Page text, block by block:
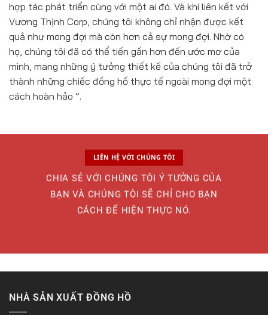
hợp tác phát triển cùng với một ai đó. Và khi liên kết với
Vương Thịnh Corp, chúng tôi không chỉ nhận được kết
quả như mong đợi mà còn hơn cả sự mong đợi. Nhờ có
họ, chúng tôi đã có thể tiến gần hơn đến ước mơ của
mình, mang những ý tưởng thiết kế của chúng tôi đã trở
thành những chiếc đồng hồ thực tế ngoài mong đợi một
cách hoàn hảo ”.
LIÊN HỆ VỚI CHÚNG TÔI
CHIA SẺ VỚI CHÚNG TÔI Ý TƯỞNG CỦA
BẠN VÀ CHÚNG TÔI SẼ CHỈ CHO BẠN
CÁCH ĐỂ HIỆN THỰC NÓ.
NHÀ SẢN XUẤT ĐỒNG HỒ